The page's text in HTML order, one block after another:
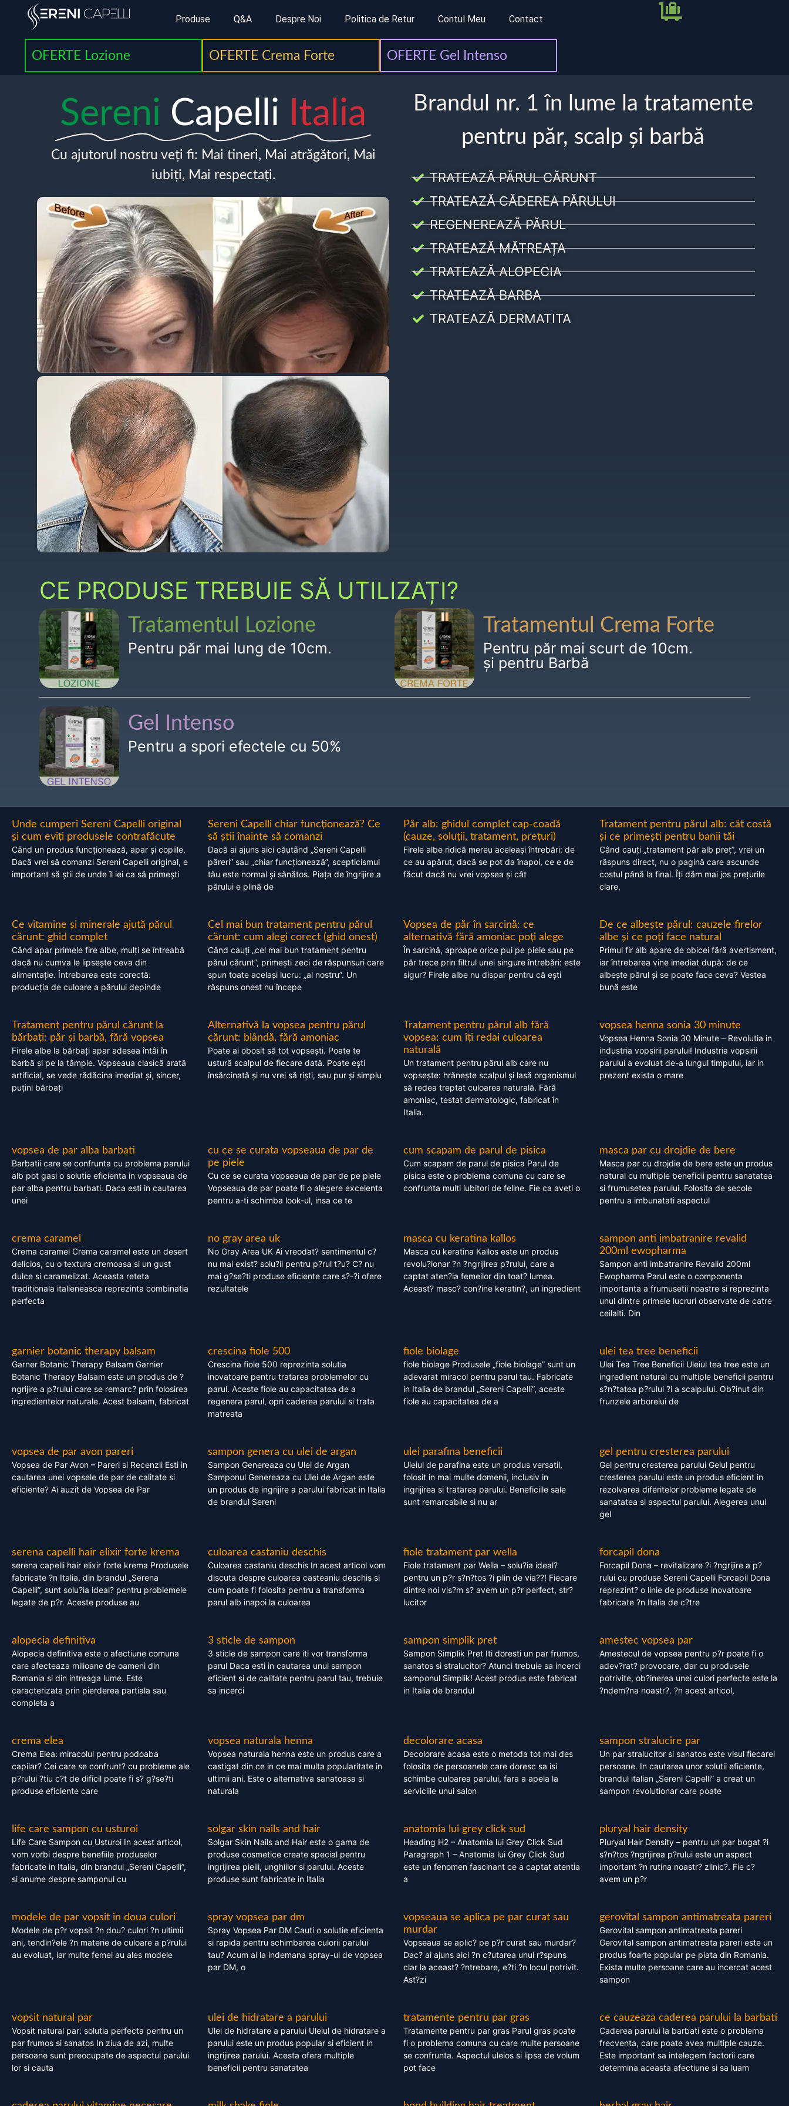
Produse Q&A Despre Noi Politica de Retur Contul Meu Contact
OFERTE Lozione OFERTE Crema Forte OFERTE Gel Intenso
Sereni Capelli Italia
Cu ajutorul nostru veți fi: Mai tineri, Mai atrăgători, Mai
iubiți, Mai respectați.
Brandul nr. 1 în lume la tratamente
pentru păr, scalp și barbă
TRATEAZĂ PĂRUL CĂRUNT
TRATEAZĂ CĂDEREA PĂRULUI
REGENEREAZĂ PĂRUL
TRATEAZĂ MĂTREAȚA
TRATEAZĂ ALOPECIA
TRATEAZĂ BARBA
TRATEAZĂ DERMATITA
CE PRODUSE TREBUIE SĂ UTILIZAȚI?
Tratamentul Lozione
Pentru păr mai lung de 10cm.
Tratamentul Crema Forte
Pentru păr mai scurt de 10cm.
și pentru Barbă
Gel Intenso
Pentru a spori efectele cu 50%
Unde cumperi Sereni Capelli original
și cum eviți produsele contrafăcute
Când un produs funcționează, apar și copiile.
Dacă vrei să comanzi Sereni Capelli original, e
important să știi de unde îl iei ca să primești
Sereni Capelli chiar funcționează? Ce
să știi înainte să comanzi
Dacă ai ajuns aici căutând „Sereni Capelli
păreri” sau „chiar funcționează”, scepticismul
tău este normal și sănătos. Piața de îngrijire a
părului e plină de
Păr alb: ghidul complet cap-coadă
(cauze, soluții, tratament, prețuri)
Firele albe ridică mereu aceleași întrebări: de
ce au apărut, dacă se pot da înapoi, ce e de
făcut dacă nu vrei vopsea și cât
Tratament pentru părul alb: cât costă
și ce primești pentru banii tăi
Când cauți „tratament păr alb preț”, vrei un
răspuns direct, nu o pagină care ascunde
costul până la final. Îți dăm mai jos prețurile
clare,
Ce vitamine și minerale ajută părul
cărunt: ghid complet
Când apar primele fire albe, mulți se întreabă
dacă nu cumva le lipsește ceva din
alimentație. Întrebarea este corectă:
producția de culoare a părului depinde
Cel mai bun tratament pentru părul
cărunt: cum alegi corect (ghid onest)
Când cauți „cel mai bun tratament pentru
părul cărunt”, primești zeci de răspunsuri care
spun toate același lucru: „al nostru”. Un
răspuns onest nu începe
Vopsea de păr în sarcină: ce
alternativă fără amoniac poți alege
În sarcină, aproape orice pui pe piele sau pe
păr trece prin filtrul unei singure întrebări: este
sigur? Firele albe nu dispar pentru că ești
De ce albește părul: cauzele firelor
albe și ce poți face natural
Primul fir alb apare de obicei fără avertisment,
iar întrebarea vine imediat după: de ce
albește părul și se poate face ceva? Vestea
bună este
Tratament pentru părul cărunt la
bărbați: păr și barbă, fără vopsea
Firele albe la bărbați apar adesea întâi în
barbă și pe la tâmple. Vopseaua clasică arată
artificial, se vede rădăcina imediat și, sincer,
puțini bărbați
Alternativă la vopsea pentru părul
cărunt: blândă, fără amoniac
Poate ai obosit să tot vopsești. Poate te
ustură scalpul de fiecare dată. Poate ești
însărcinată și nu vrei să riști, sau pur și simplu
Tratament pentru părul alb fără
vopsea: cum îți redai culoarea
naturală
Un tratament pentru părul alb care nu
vopsește: hrănește scalpul și lasă organismul
să redea treptat culoarea naturală. Fără
amoniac, testat dermatologic, fabricat în
Italia.
vopsea henna sonia 30 minute
Vopsea Henna Sonia 30 Minute – Revolutia in
industria vopsirii parului! Industria vopsirii
parului a evoluat de-a lungul timpului, iar in
prezent exista o mare
vopsea de par alba barbati
Barbatii care se confrunta cu problema parului
alb pot gasi o solutie eficienta in vopseaua de
par alba pentru barbati. Daca esti in cautarea
unei
cu ce se curata vopseaua de par de
pe piele
Cu ce se curata vopseaua de par de pe piele
Vopseaua de par poate fi o alegere excelenta
pentru a-ti schimba look-ul, insa ce te
cum scapam de parul de pisica
Cum scapam de parul de pisica Parul de
pisica este o problema comuna cu care se
confrunta multi iubitori de feline. Fie ca aveti o
masca par cu drojdie de bere
Masca par cu drojdie de bere este un produs
natural cu multiple beneficii pentru sanatatea
si frumusetea parului. Folosita de secole
pentru a imbunatati aspectul
crema caramel
Crema caramel Crema caramel este un desert
delicios, cu o textura cremoasa si un gust
dulce si caramelizat. Aceasta reteta
traditionala italieneasca reprezinta combinatia
perfecta
no gray area uk
No Gray Area UK Ai vreodat? sentimentul c?
nu mai exist? solu?ii pentru p?rul t?u? C? nu
mai g?se?ti produse eficiente care s?-?i ofere
rezultatele
masca cu keratina kallos
Masca cu keratina Kallos este un produs
revolu?ionar ?n ?ngrijirea p?rului, care a
captat aten?ia femeilor din toat? lumea.
Aceast? masc? con?ine keratin?, un ingredient
sampon anti imbatranire revalid
200ml ewopharma
Sampon anti imbatranire Revalid 200ml
Ewopharma Parul este o componenta
importanta a frumusetii noastre si reprezinta
unul dintre primele lucruri observate de catre
ceilalti. Din
garnier botanic therapy balsam
Garner Botanic Therapy Balsam Garnier
Botanic Therapy Balsam este un produs de ?
ngrijire a p?rului care se remarc? prin folosirea
ingredientelor naturale. Acest balsam, fabricat
crescina fiole 500
Crescina fiole 500 reprezinta solutia
inovatoare pentru tratarea problemelor cu
parul. Aceste fiole au capacitatea de a
regenera parul, opri caderea parului si trata
matreata
fiole biolage
fiole biolage Produsele „fiole biolage” sunt un
adevarat miracol pentru parul tau. Fabricate
in Italia de brandul „Sereni Capelli”, aceste
fiole au capacitatea de a
ulei tea tree beneficii
Ulei Tea Tree Beneficii Uleiul tea tree este un
ingredient natural cu multiple beneficii pentru
s?n?tatea p?rului ?i a scalpului. Ob?inut din
frunzele arborelui de
vopsea de par avon pareri
Vopsea de Par Avon – Pareri si Recenzii Esti in
cautarea unei vopsele de par de calitate si
eficiente? Ai auzit de Vopsea de Par
sampon genera cu ulei de argan
Sampon Genereaza cu Ulei de Argan
Samponul Genereaza cu Ulei de Argan este
un produs de ingrijire a parului fabricat in Italia
de brandul Sereni
ulei parafina beneficii
Uleiul de parafina este un produs versatil,
folosit in mai multe domenii, inclusiv in
ingrijirea si tratarea parului. Beneficiile sale
sunt remarcabile si nu ar
gel pentru cresterea parului
Gel pentru cresterea parului Gelul pentru
cresterea parului este un produs eficient in
rezolvarea diferitelor probleme legate de
sanatatea si aspectul parului. Alegerea unui
gel
serena capelli hair elixir forte krema
serena capelli hair elixir forte krema Produsele
fabricate ?n Italia, din brandul „Serena
Capelli”, sunt solu?ia ideal? pentru problemele
legate de p?r. Aceste produse au
culoarea castaniu deschis
Culoarea castaniu deschis In acest articol vom
discuta despre culoarea casteaniu deschis si
cum poate fi folosita pentru a transforma
parul alb inapoi la culoarea
fiole tratament par wella
Fiole tratament par Wella – solu?ia ideal?
pentru un p?r s?n?tos ?i plin de via??! Fiecare
dintre noi vis?m s? avem un p?r perfect, str?
lucitor
forcapil dona
Forcapil Dona – revitalizare ?i ?ngrijire a p?
rului cu produse Sereni Capelli Forcapil Dona
reprezint? o linie de produse inovatoare
fabricate ?n Italia de c?tre
alopecia definitiva
Alopecia definitiva este o afectiune comuna
care afecteaza milioane de oameni din
Romania si din intreaga lume. Este
caracterizata prin pierderea partiala sau
completa a
3 sticle de sampon
3 sticle de sampon care iti vor transforma
parul Daca esti in cautarea unui sampon
eficient si de calitate pentru parul tau, trebuie
sa incerci
sampon simplik pret
Sampon Simplik Pret Iti doresti un par frumos,
sanatos si stralucitor? Atunci trebuie sa incerci
samponul Simplik! Acest produs este fabricat
in Italia de brandul
amestec vopsea par
Amestecul de vopsea pentru p?r poate fi o
adev?rat? provocare, dar cu produsele
potrivite, ob?inerea unei culori perfecte este la
?ndem?na noastr?. ?n acest articol,
crema elea
Crema Elea: miracolul pentru podoaba
capilar? Cei care se confrunt? cu probleme ale
p?rului ?tiu c?t de dificil poate fi s? g?se?ti
produse eficiente care
vopsea naturala henna
Vopsea naturala henna este un produs care a
castigat din ce in ce mai multa popularitate in
ultimii ani. Este o alternativa sanatoasa si
naturala
decolorare acasa
Decolorare acasa este o metoda tot mai des
folosita de persoanele care doresc sa isi
schimbe culoarea parului, fara a apela la
serviciile unui salon
sampon stralucire par
Un par stralucitor si sanatos este visul fiecarei
persoane. In cautarea unor solutii eficiente,
brandul italian „Sereni Capelli” a creat un
sampon revolutionar care poate
life care sampon cu usturoi
Life Care Sampon cu Usturoi In acest articol,
vom vorbi despre benefiile produselor
fabricate in Italia, din brandul „Sereni Capelli”,
si anume despre samponul cu
solgar skin nails and hair
Solgar Skin Nails and Hair este o gama de
produse cosmetice create special pentru
ingrijirea pielii, unghiilor si parului. Aceste
produse sunt fabricate in Italia
anatomia lui grey click sud
Heading H2 – Anatomia lui Grey Click Sud
Paragraph 1 – Anatomia lui Grey Click Sud
este un fenomen fascinant ce a captat atentia
a
pluryal hair density
Pluryal Hair Density – pentru un par bogat ?i
s?n?tos ?ngrijirea p?rului este un aspect
important ?n rutina noastr? zilnic?. Fie c?
avem un p?r
modele de par vopsit in doua culori
Modele de p?r vopsit ?n dou? culori ?n ultimii
ani, tendin?ele ?n materie de culoare a p?rului
au evoluat, iar multe femei au ales modele
spray vopsea par dm
Spray Vopsea Par DM Cauti o solutie eficienta
si rapida pentru schimbarea culorii parului
tau? Acum ai la indemana spray-ul de vopsea
par DM, o
vopseaua se aplica pe par curat sau
murdar
Vopseaua se aplic? pe p?r curat sau murdar?
Dac? ai ajuns aici ?n c?utarea unui r?spuns
clar la aceast? ?ntrebare, e?ti ?n locul potrivit.
Ast?zi
gerovital sampon antimatreata pareri
Gerovital sampon antimatreata pareri
Gerovital sampon antimatreata pareri este un
produs foarte popular pe piata din Romania.
Exista multe persoane care au incercat acest
sampon
vopsit natural par
Vopsit natural par: solutia perfecta pentru un
par frumos si sanatos In ziua de azi, multe
persoane sunt preocupate de aspectul parului
lor si cauta
ulei de hidratare a parului
Ulei de hidratare a parului Uleiul de hidratare a
parului este un produs popular si eficient in
ingrijirea parului. Acesta ofera multiple
beneficii pentru sanatatea
tratamente pentru par gras
Tratamente pentru par gras Parul gras poate
fi o problema comuna cu care multe persoane
se confrunta. Aspectul uleios si lipsa de volum
pot face
ce cauzeaza caderea parului la barbati
Caderea parului la barbati este o problema
frecventa, care poate avea multiple cauze.
Este important sa intelegem factorii care
determina aceasta afectiune si sa luam